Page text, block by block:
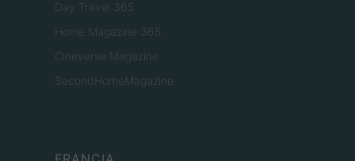
Day Travel 365
Home Magazine 365
Cineverse Magazine
SecondHomeMagazine